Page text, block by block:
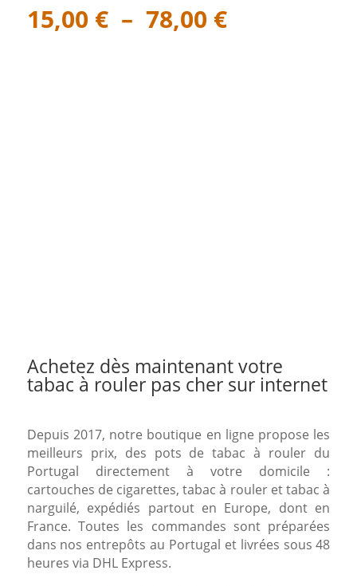
15,00 € – 78,00 €Plage
de
Achetez dès maintenant votre
tabac à rouler pas cher sur internet
Depuis 2017, notre boutique en ligne propose les
meilleurs prix, des pots de tabac à rouler du
Portugal directement à votre domicile :
cartouches de cigarettes, tabac à rouler et tabac à
narguilé, expédiés partout en Europe, dont en
France. Toutes les commandes sont préparées
dans nos entrepôts au Portugal et livrées sous 48
heures via DHL Express.